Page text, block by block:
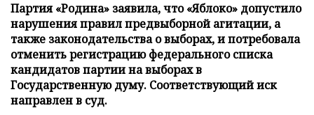
Партия «Родина» заявила, что «Яблоко» допустило
нарушения правил предвыборной агитации, а
также законодательства о выборах, и потребовала
отменить регистрацию федерального списка
кандидатов партии на выборах в
Государственную думу. Соответствующий иск
направлен в суд.